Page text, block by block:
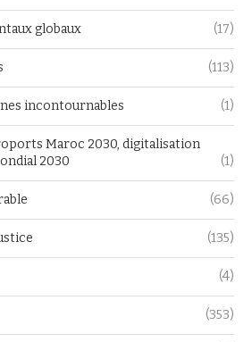
globaux (17)
(113)
incontournables (1)
Maroc 2030, digitalisation
2030
(1)
(66)
(135)
(4)
(353)